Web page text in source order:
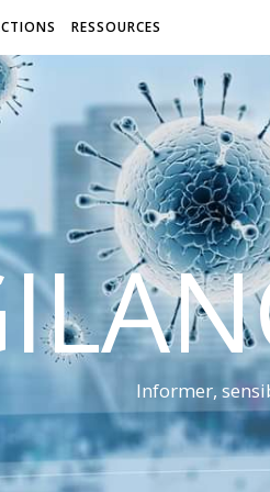
RESSOURCES
Informer,